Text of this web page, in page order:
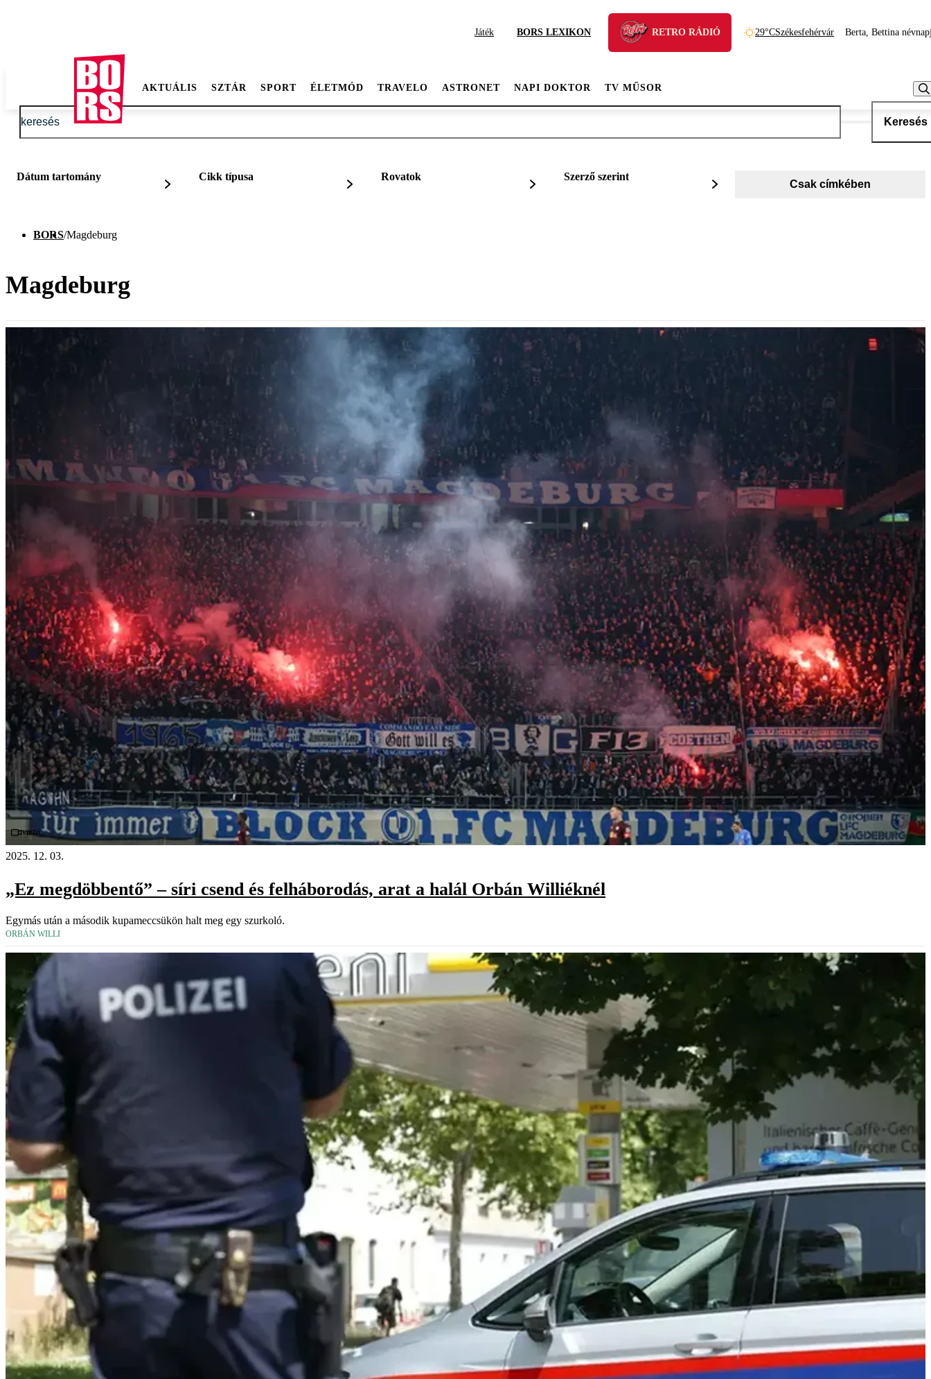
Játék BORS LEXIKON RETRO RÁDIÓ 29°CSzékesfehérvár Berta, Bettina
AKTUÁLIS SZTÁR SPORT ÉLETMÓD TRAVELO ASTRONET NAPI DOKTOR TV MŰSOR
Keresés
Dátum tartomány Cikk típusa Rovatok Szerző szerint
Csak címkében
BORS/Magdeburg
Magdeburg
Videó
2025. 12. 03.
„Ez megdöbbentő” – síri csend és felháborodás, arat a halál Orbán Williéknél
Egymás után a második kupameccsükön halt meg egy szurkoló.
ORBÁN WILLI